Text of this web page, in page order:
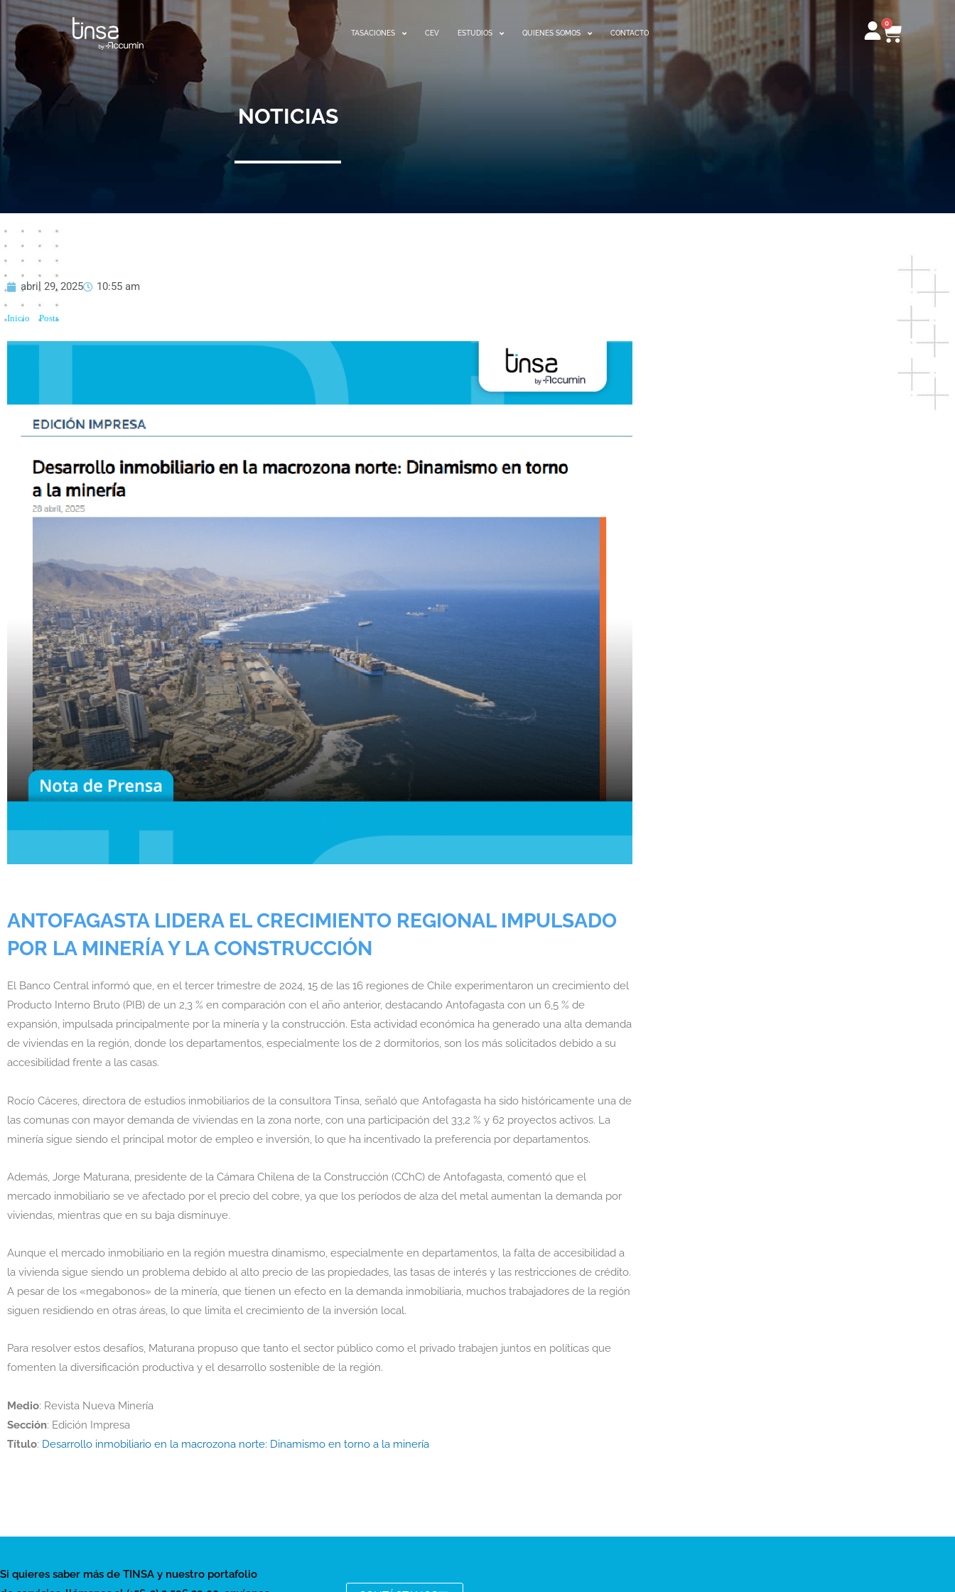
al
contenido
TASACIONES CEV ESTUDIOS QUIENES SOMOS CONTACTO
0
Carrito
NOTICIAS
abril 29, 2025 10:55 am
Inicio »Posts
ANTOFAGASTA LIDERA EL CRECIMIENTO REGIONAL IMPULSADO
POR LA MINERÍA Y LA CONSTRUCCIÓN
El Banco Central informó que, en el tercer trimestre de 2024, 15 de las 16 regiones de Chile experimentaron un crecimiento del
Producto Interno Bruto (PIB) de un 2,3 % en comparación con el año anterior, destacando Antofagasta con un 6,5 % de
expansión, impulsada principalmente por la minería y la construcción. Esta actividad económica ha generado una alta demanda
de viviendas en la región, donde los departamentos, especialmente los de 2 dormitorios, son los más solicitados debido a su
accesibilidad frente a las casas.
Rocío Cáceres, directora de estudios inmobiliarios de la consultora Tinsa, señaló que Antofagasta ha sido históricamente una de
las comunas con mayor demanda de viviendas en la zona norte, con una participación del 33,2 % y 62 proyectos activos. La
minería sigue siendo el principal motor de empleo e inversión, lo que ha incentivado la preferencia por departamentos.
Además, Jorge Maturana, presidente de la Cámara Chilena de la Construcción (CChC) de Antofagasta, comentó que el
mercado inmobiliario se ve afectado por el precio del cobre, ya que los períodos de alza del metal aumentan la demanda por
viviendas, mientras que en su baja disminuye.
Aunque el mercado inmobiliario en la región muestra dinamismo, especialmente en departamentos, la falta de accesibilidad a
la vivienda sigue siendo un problema debido al alto precio de las propiedades, las tasas de interés y las restricciones de crédito.
A pesar de los «megabonos» de la minería, que tienen un efecto en la demanda inmobiliaria, muchos trabajadores de la región
siguen residiendo en otras áreas, lo que limita el crecimiento de la inversión local.
Para resolver estos desafíos, Maturana propuso que tanto el sector público como el privado trabajen juntos en políticas que
fomenten la diversificación productiva y el desarrollo sostenible de la región.
Medio: Revista Nueva Minería
Sección: Edición Impresa
Título: Desarrollo inmobiliario en la macrozona norte: Dinamismo en torno a la minería
Si quieres saber más de TINSA y nuestro portafolio